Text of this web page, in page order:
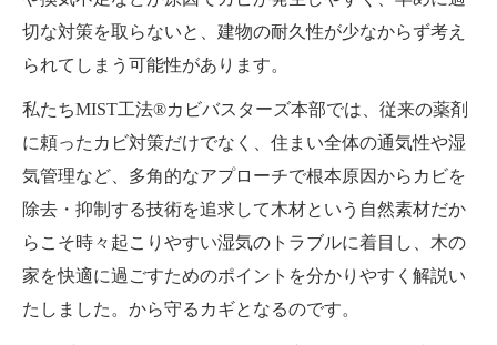
切な対策を取らないと、建物の耐久性が少なからず考え
られてしまう可能性があります。
私たちMIST工法®カビバスターズ本部では、従来の薬剤
に頼ったカビ対策だけでなく、住まい全体の通気性や湿
気管理など、多角的なアプローチで根本原因からカビを
除去・抑制する技術を追求して木材という自然素材だか
らこそ時々起こりやすい湿気のトラブルに着目し、木の
家を快適に過ごすためのポイントを分かりやすく解説い
たしました。から守るカギとなるのです。